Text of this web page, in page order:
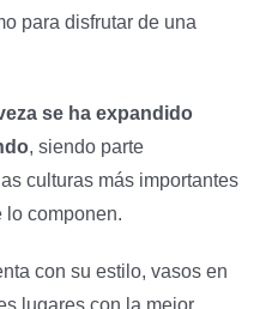
para disfrutar de una
se ha expandido
, siendo parte
culturas más importantes
lo componen.
con su estilo, vasos en
lugares con la mejor